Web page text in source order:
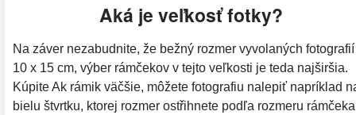
Aká je veľkosť fotky?
Na záver nezabudnite, že bežný rozmer vyvolaných
10 x 15 cm, výber rámčekov v tejto veľkosti je teda najširšia.
Kúpite Ak rámik väčšie, môžete fotografiu nalepiť napríklad
bielu štvrtku, ktorej rozmer ostřihnete podľa rozmeru